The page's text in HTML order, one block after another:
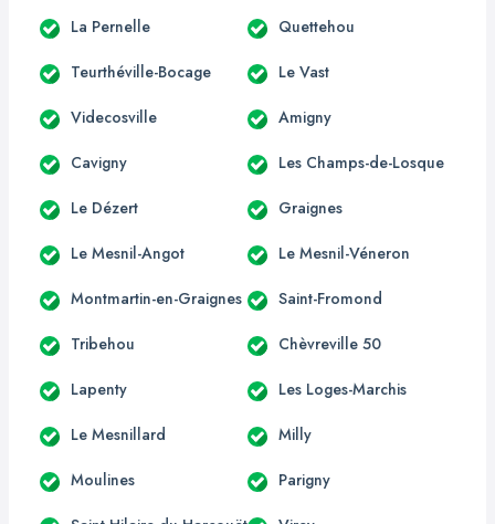
La Pernelle Quettehou
Teurthéville-Bocage Le Vast
Videcosville Amigny
Cavigny Les Champs-de-Losque
Le Dézert Graignes
Le Mesnil-Angot Le Mesnil-Véneron
Montmartin-en-Graignes Saint-Fromond
Tribehou Chèvreville 50
Lapenty Les Loges-Marchis
Le Mesnillard Milly
Moulines Parigny